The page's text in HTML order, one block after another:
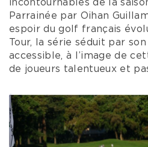
incontournables de la
Parrainée par Oihan
espoir du golf français
Tour, la série séduit par
accessible, à l’image de
de joueurs talentueux et